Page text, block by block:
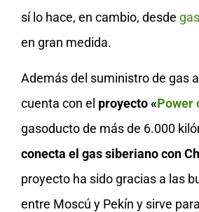
sí lo hace, en cambio, desde
en gran medida.
Además del suministro de gas
cuenta con el proyecto «Power
gasoducto de más de 6.000
conecta el gas siberiano con
proyecto ha sido gracias a las
entre Moscú y Pekín y sirve